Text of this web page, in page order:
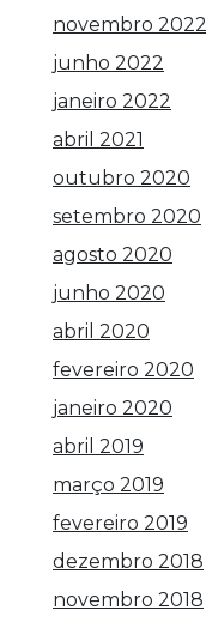
novembro 2022
junho 2022
janeiro 2022
abril 2021
outubro 2020
setembro 2020
agosto 2020
junho 2020
abril 2020
fevereiro 2020
janeiro 2020
abril 2019
março 2019
fevereiro 2019
dezembro 2018
novembro 2018